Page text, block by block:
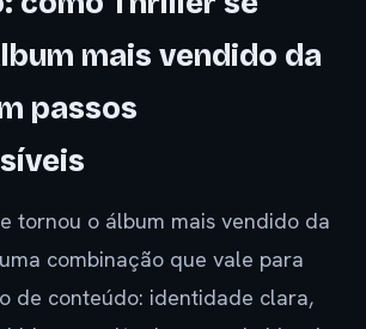
mais vendido da
passos
tornou o álbum mais vendido da
combinação que vale para
de conteúdo: identidade clara,